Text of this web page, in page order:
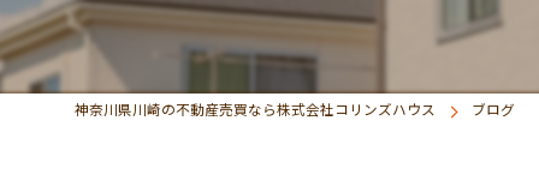
神奈川県川崎の不動産売買なら株式会社コリンズハウス ブログ